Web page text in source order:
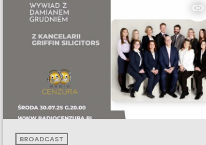
insert_link
BROADCAST